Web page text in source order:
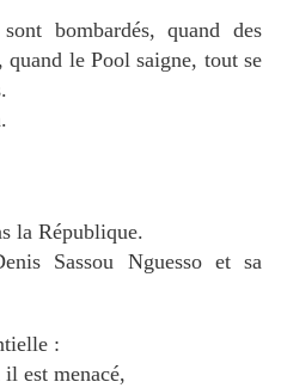
bombardés, quand des
quand le Pool saigne, tout se
la République.
Sassou Nguesso et sa
:
est menacé,